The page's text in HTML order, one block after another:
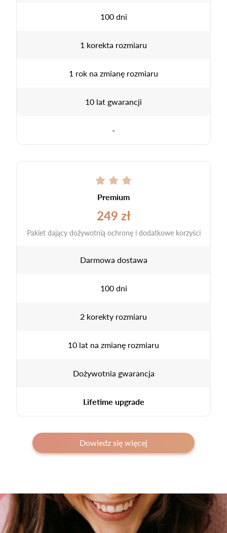
100 dni
1 korekta rozmiaru
1 rok na zmianę rozmiaru
10 lat gwarancji
-
Premium
249 zł
Pakiet dający dożywotnią ochronę i dodatkowe korzyści
Darmowa dostawa
100 dni
2 korekty rozmiaru
10 lat na zmianę rozmiaru
Dożywotnia gwarancja
Lifetime upgrade
Dowiedz się więcej